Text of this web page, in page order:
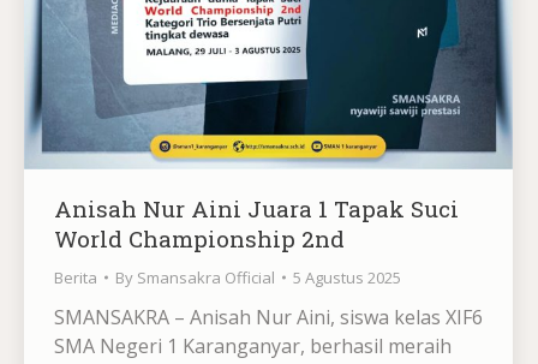
Anisah Nur Aini Juara 1 Tapak Suci
World Championship 2nd
Berita By Smansakra Official 5 Agustus 2025
SMANSAKRA – Anisah Nur Aini, siswa kelas XIF6
SMA Negeri 1 Karanganyar, berhasil meraih